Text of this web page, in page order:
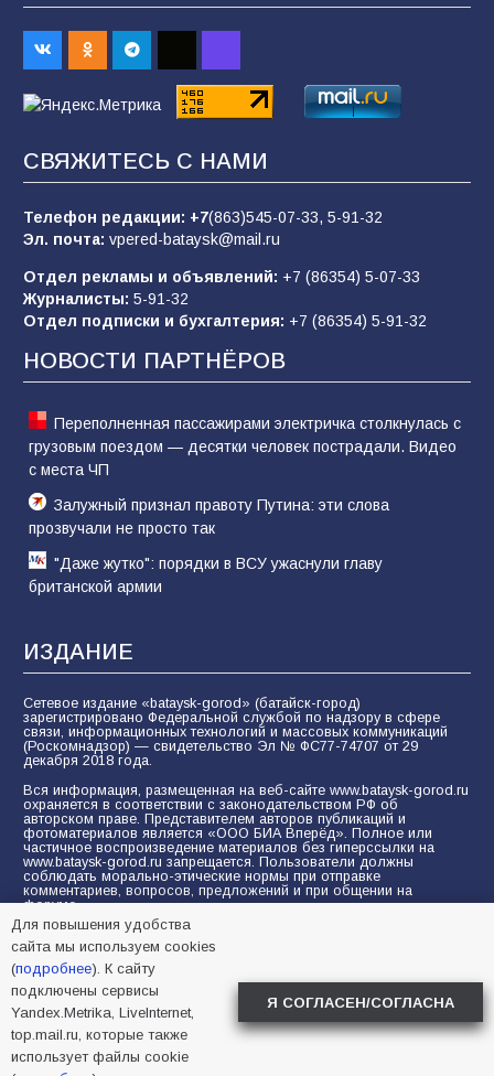
«Слухами Москву не возьмёшь»: почему
заявления Киева о мобилизации — это
отчаяние, а не разведка
83 02.08.2026
Батайчане вышли в финал Всероссийского
конкурса «Большая перемена»
62 04.08.2026
Командовал боем до последнего: герой
61 05.08.2026
СВЯЖИТЕСЬ С НАМИ
Телефон редакции: +7(863)545-07-33, 5-91-32
Эл. почта: vpered-bataysk@mail.ru
Отдел рекламы и объявлений: +7 (86354) 5-07-33
Журналисты: 5-91-32
Отдел подписки и бухгалтерия: +7 (86354) 5-91-32
НОВОСТИ ПАРТНЁРОВ
Переполненная пассажирами электричка столкнулась с
грузовым поездом — десятки человек пострадали. Видео
с места ЧП
Залужный признал правоту Путина: эти слова
прозвучали не просто так
"Даже жутко": порядки в ВСУ ужаснули главу
британской армии
ИЗДАНИЕ
Сетевое издание «bataysk-gorod» (батайск-город)
зарегистрировано Федеральной службой по надзору в сфере
связи, информационных технологий и массовых коммуникаций
(Роскомнадзор) — свидетельство Эл № ФС77-74707 от 29
декабря 2018 года.
Вся информация, размещенная на веб-сайте www.bataysk-gorod.ru
охраняется в соответствии с законодательством РФ об
авторском праве. Представителем авторов публикаций и
фотоматериалов является «ООО БИА Вперёд». Полное или
частичное воспроизведение материалов без гиперссылки на
www.bataysk-gorod.ru запрещается. Пользователи должны
соблюдать морально-этические нормы при отправке
комментариев, вопросов, предложений и при общении на
форуме.
Политика конфиденциальности и защиты информации
Согласие на обработку персональных данных с помощью
сервисов Yandex.Metrika, LiveInternet, top.mail.ru
© 2005-2026 БИА «ВПЕРЕД»
Для повышения удобства
сайта мы используем cookies
(подробнее). К сайту
подключены сервисы
Yandex.Metrika, LiveInternet,
top.mail.ru, которые также
использует файлы cookie
Я СОГЛАСЕН/СОГЛАСНА